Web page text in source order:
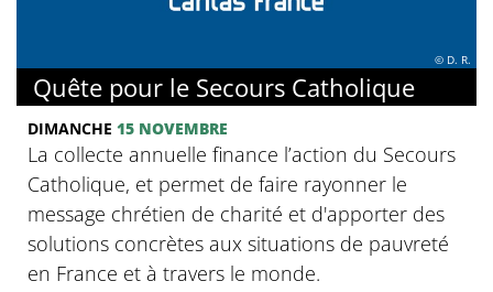
© D. R.
Quête pour le Secours Catholique
DIMANCHE 15 NOVEMBRE
La collecte annuelle finance l’action du Secours
Catholique, et permet de faire rayonner le
message chrétien de charité et d'apporter des
solutions concrètes aux situations de pauvreté
en France et à travers le monde.